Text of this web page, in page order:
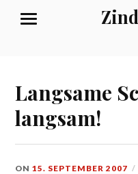
MENU
Langsame
langsam!
ON15. SEPTEMBER 2007